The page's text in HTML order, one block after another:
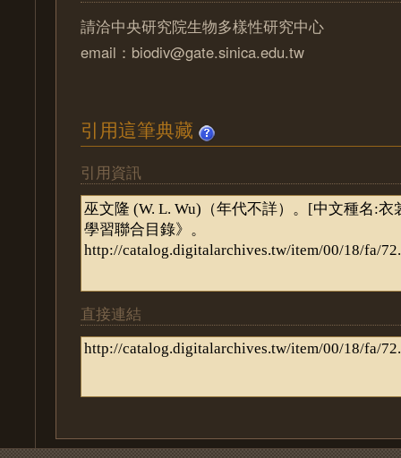
請洽中央研究院生物多樣性研究中心
email：biodiv@gate.sinica.edu.tw
引用這筆典藏
引用資訊
直接連結